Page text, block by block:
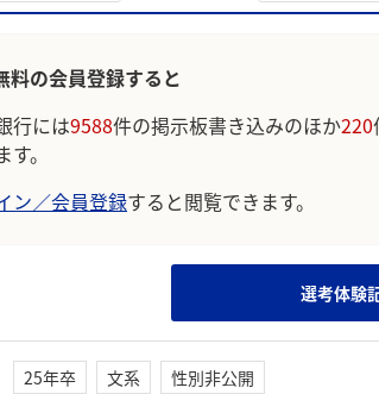
料の会員登録すると
行には9588件の掲示板書き込みのほか220
。
ン／会員登録すると閲覧できます。
選考体験
25年卒 文系
性別非公開